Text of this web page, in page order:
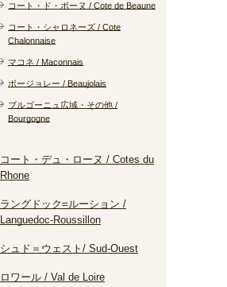
コート・ド・ボーヌ / Cote de Beaune
コート・シャロネーズ / Cote
Chalonnaise
マコネ / Maconnais
ボージョレー / Beaujolais
ブルゴーニュ広域・その他 /
Bourgogne
コート・デュ・ローヌ / Cotes du
Rhone
ラングドック=ルーション /
Languedoc-Roussillon
シュド＝ウェスト/ Sud-Ouest
ロワール / Val de Loire